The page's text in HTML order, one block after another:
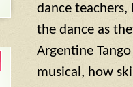
dance
the dance as
Argentine
musical, how